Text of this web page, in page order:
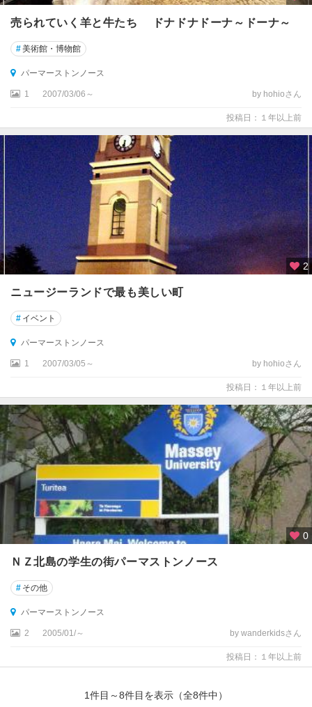
コ
ー
ト
ウ
エ
ラ
国
公
辺
イ
ベ
ル
・
ン
国
立
公
園
周
辺
オ
マ
ル
イ
ラ
売られていく羊と牛たち ドナドナドーナ～ドーナ～
#美術館・博物館
パーマーストンノース
1 2007/03/06～ by hohioさん
投稿日：１年以上前
2
ニュージーランドで最も美しい町
# イベント
パーマーストンノース
1 2007/03/05～ by hohioさん
投稿日：１年以上前
0
ＮＺ北島の学生の街パーマストンノース
# その他
パーマーストンノース
2 2005/01/～ by wanderkidsさん
投稿日：１年以上前
1件目～8件目を表示（全8件中）